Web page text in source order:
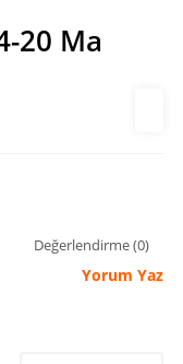
20 Ma
Değerlendirme (0)
Yorum Yaz